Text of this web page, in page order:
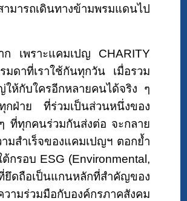
มารถเดินทางข้ามพรมแดนไป
ก เพราะแคมเปญ CHARITY
มดาที่เราใช้กันทุกวัน เมื่อรวม
ห้กับใครอีกหลายคนได้จริง ๆ
ฝ่าย ที่ร่วมเป็นส่วนหนึ่งของ
ที่ทุกคนร่วมกันส่งต่อ จะกลาย
มสำเร็จของแคมเปญฯ ตอกย้ำ
ต้กรอบ ESG (Environmental,
ยึดถือเป็นแกนหลักที่สำคัญของ
ามร่วมมือกับองค์กรภาคสังคม